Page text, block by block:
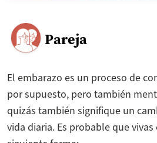
Pareja
El embarazo es un proceso de
por supuesto, pero también
quizás también signifique un
vida diaria. Es probable que